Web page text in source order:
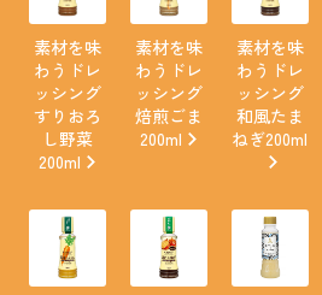
素材を味
わうドレ
ッシング
すりおろ
し野菜
200ml
素材を味
わうドレ
ッシング
焙煎ごま
200ml
素材を味
わうドレ
ッシング
和風たま
ねぎ200ml